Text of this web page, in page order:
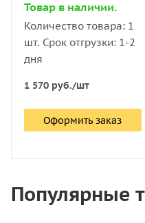
Товар в наличии.
Количество товара: 1
шт. Срок отгрузки: 1-2
дня
1 570 руб./шт
Оформить заказ
Популярные